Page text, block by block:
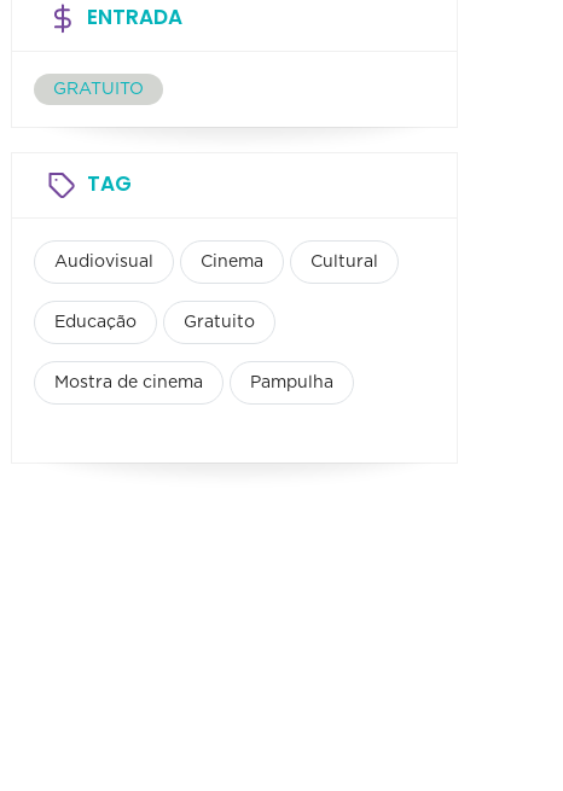
ENTRADA
GRATUITO
TAG
Audiovisual Cinema Cultural
Educação Gratuito
Mostra de cinema Pampulha